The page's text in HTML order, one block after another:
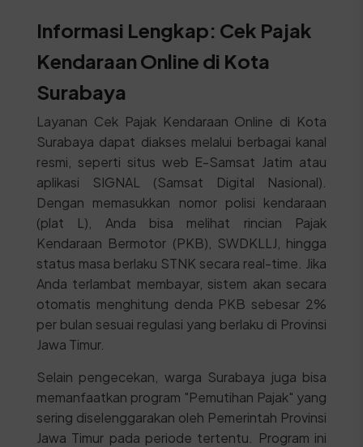
Informasi Lengkap: Cek Pajak
Kendaraan Online di Kota
Surabaya
Layanan Cek Pajak Kendaraan Online di Kota
Surabaya dapat diakses melalui berbagai kanal
resmi, seperti situs web E-Samsat Jatim atau
aplikasi SIGNAL (Samsat Digital Nasional).
Dengan memasukkan nomor polisi kendaraan
(plat L), Anda bisa melihat rincian Pajak
Kendaraan Bermotor (PKB), SWDKLLJ, hingga
status masa berlaku STNK secara real-time. Jika
Anda terlambat membayar, sistem akan secara
otomatis menghitung denda PKB sebesar 2%
per bulan sesuai regulasi yang berlaku di Provinsi
Jawa Timur.
Selain pengecekan, warga Surabaya juga bisa
memanfaatkan program "Pemutihan Pajak" yang
sering diselenggarakan oleh Pemerintah Provinsi
Jawa Timur pada periode tertentu. Program ini